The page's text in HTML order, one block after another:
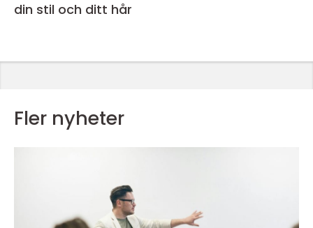
din stil och ditt hår
Fler nyheter